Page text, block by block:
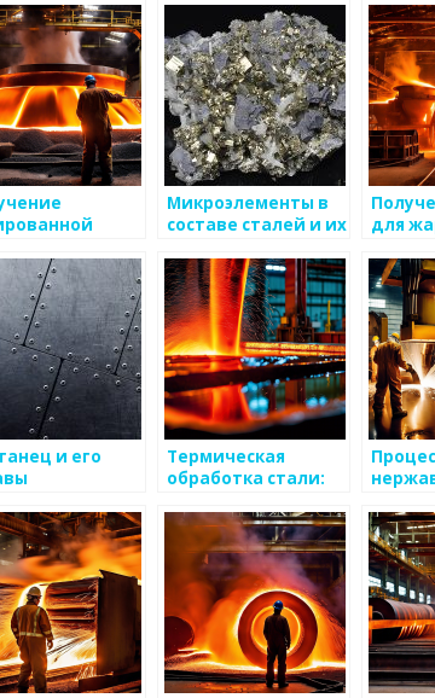
Микроэлементы в
составе сталей и их
природу
для
и его
Термическая
обработка стали:
металлургической
промышленности